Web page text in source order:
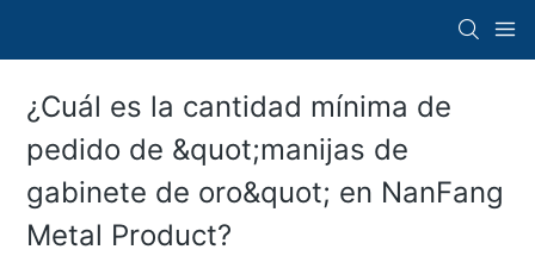
¿Cuál es la cantidad mínima de
pedido de &quot;manijas de
gabinete de oro&quot; en NanFang
Metal Product?